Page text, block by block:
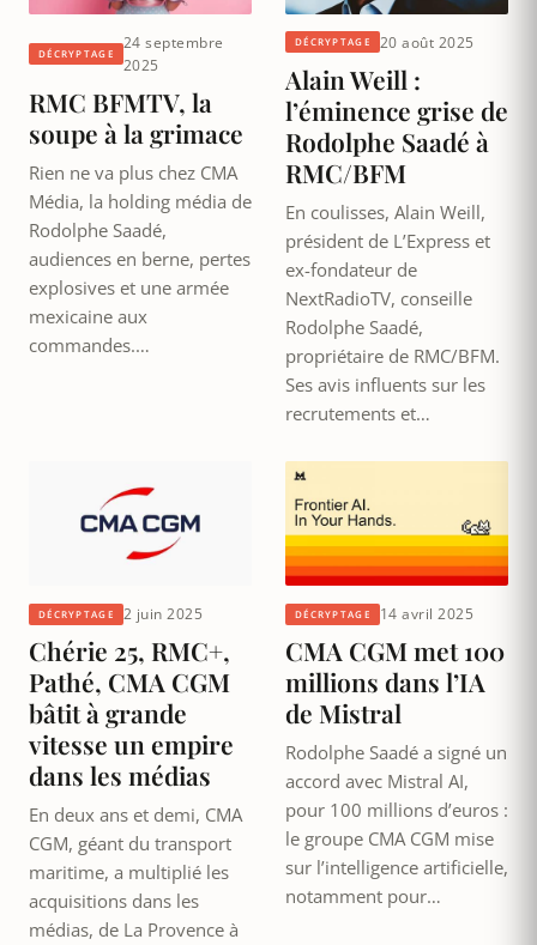
DÉCRYPTAGE
24 septembre
2025
RMC BFMTV, la
soupe à la grimace
Rien ne va plus chez CMA
Média, la holding média de
Rodolphe Saadé,
audiences en berne, pertes
explosives et une armée
mexicaine aux
commandes.…
DÉCRYPTAGE 20 août 2025
Alain Weill :
l’éminence grise de
Rodolphe Saadé à
RMC/BFM
En coulisses, Alain Weill,
président de L’Express et
ex-fondateur de
NextRadioTV, conseille
Rodolphe Saadé,
propriétaire de RMC/BFM.
Ses avis influents sur les
recrutements et…
DÉCRYPTAGE 2 juin 2025
Chérie 25, RMC+,
Pathé, CMA CGM
bâtit à grande
vitesse un empire
dans les médias
En deux ans et demi, CMA
CGM, géant du transport
maritime, a multiplié les
acquisitions dans les
médias, de La Provence à
DÉCRYPTAGE 14 avril 2025
CMA CGM met 100
millions dans l’IA
de Mistral
Rodolphe Saadé a signé un
accord avec Mistral AI,
pour 100 millions d’euros :
le groupe CMA CGM mise
sur l’intelligence artificielle,
notamment pour…